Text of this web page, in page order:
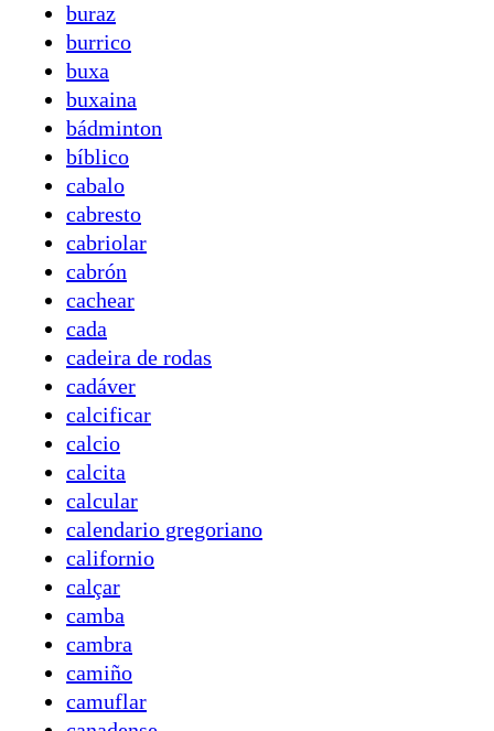
buraz
burrico
buxa
buxaina
bádminton
bíblico
cabalo
cabresto
cabriolar
cabrón
cachear
cada
cadeira de rodas
cadáver
calcificar
calcio
calcita
calcular
calendario gregoriano
californio
calçar
camba
cambra
camiño
camuflar